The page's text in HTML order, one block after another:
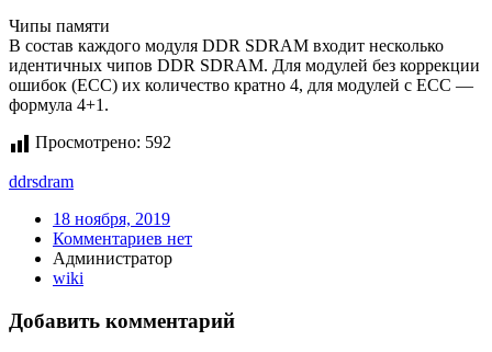
Чипы памяти
В состав каждого модуля DDR SDRAM входит несколько
идентичных чипов DDR SDRAM. Для модулей без коррекции
ошибок (ECC) их количество кратно 4, для модулей с ECC —
формула 4+1.
Просмотрено: 592
ddrsdram
18 ноября, 2019
Комментариев нет
Администратор
wiki
Добавить комментарий